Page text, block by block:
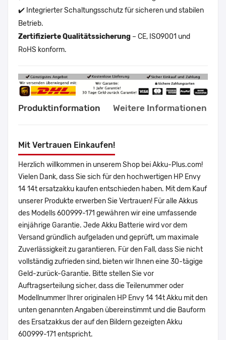
✔️ Integrierter Schaltungsschutz für sicheren und stabilen
Betrieb.
Zertifizierte Qualitätssicherung – CE, ISO9001 und
RoHS konform.
Produktinformation Weitere Informationen
Mit Vertrauen Einkaufen!
Herzlich willkommen in unserem Shop bei Akku-Plus.com!
Vielen Dank, dass Sie sich für den hochwertigen HP Envy
14 14t ersatzakku kaufen entschieden haben. Mit dem Kauf
unserer Produkte erwerben Sie Vertrauen! Für alle Akkus
des Modells 600999-171 gewähren wir eine umfassende
einjährige Garantie. Jede Akku Batterie wird vor dem
Versand gründlich aufgeladen und geprüft, um maximale
Zuverlässigkeit zu garantieren. Für den Fall, dass Sie nicht
vollständig zufrieden sind, bieten wir Ihnen eine 30-tägige
Geld-zurück-Garantie. Bitte stellen Sie vor
Auftragserteilung sicher, dass die Teilenummer oder
Modellnummer Ihrer originalen HP Envy 14 14t Akku mit den
unten genannten Angaben übereinstimmt und die Bauform
des Ersatzakkus der auf den Bildern gezeigten Akku
600999-171 entspricht.